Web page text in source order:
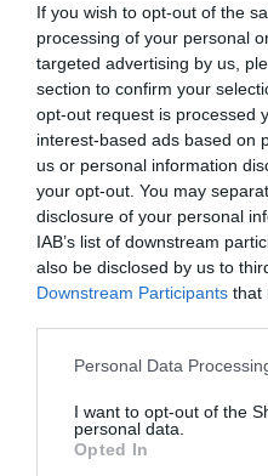
If you wish to opt-out of the
processing of your personal
targeted advertising by us,
section to confirm your
opt-out request is processed
interest-based ads based on
us or personal information
your opt-out. You may
disclosure of your personal
IAB’s list of downstream
also be disclosed by us to
Downstream Participants that
Please note that this
not limited to your visit or
grant or deny consent to
use your data for below
Personal Data
I want to opt-out of the
personal data.
Opted In
κλεισμένος» λένε
δώσαμε ποτέ το
28.07.2026 | 21:22
PRONEWS.GR /ΜΠΑΣΚΕΤ